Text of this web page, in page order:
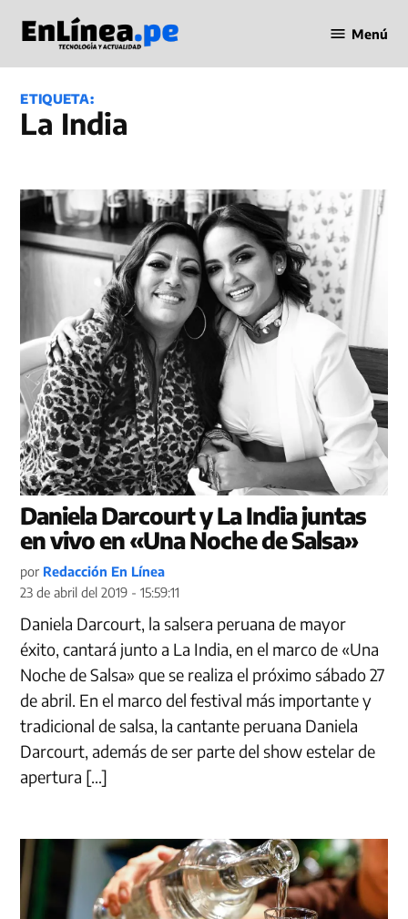
contenido
en Línea
Menú
ETIQUETA:
La India
Daniela Darcourt y La India juntas
en vivo en «Una Noche de Salsa»
por Redacción En Línea
23 de abril del 2019 - 15:59:11
Daniela Darcourt, la salsera peruana de mayor
éxito, cantará junto a La India, en el marco de «Una
Noche de Salsa» que se realiza el próximo sábado 27
de abril. En el marco del festival más importante y
tradicional de salsa, la cantante peruana Daniela
Darcourt, además de ser parte del show estelar de
apertura […]